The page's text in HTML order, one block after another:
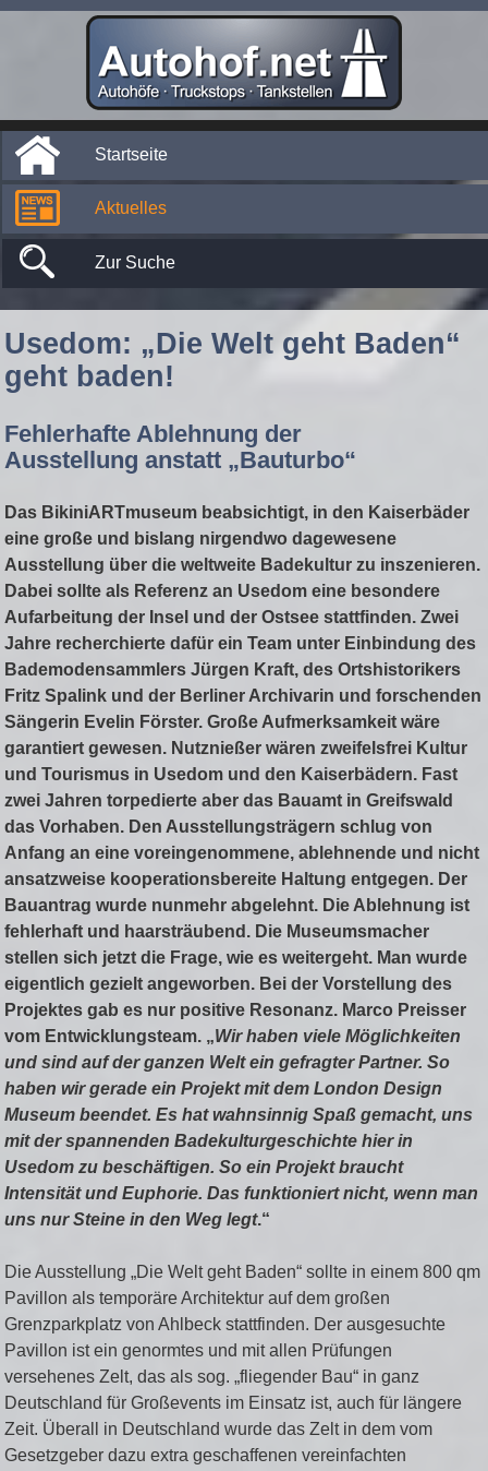
Startseite
Aktuelles
Zur Suche
Usedom: „Die Welt geht Baden“
geht baden!
Fehlerhafte Ablehnung der
Ausstellung anstatt „Bauturbo“
Das BikiniARTmuseum beabsichtigt, in den Kaiserbäder
eine große und bislang nirgendwo dagewesene
Ausstellung über die weltweite Badekultur zu inszenieren.
Dabei sollte als Referenz an Usedom eine besondere
Aufarbeitung der Insel und der Ostsee stattfinden. Zwei
Jahre recherchierte dafür ein Team unter Einbindung des
Bademodensammlers Jürgen Kraft, des Ortshistorikers
Fritz Spalink und der Berliner Archivarin und forschenden
Sängerin Evelin Förster. Große Aufmerksamkeit wäre
garantiert gewesen. Nutznießer wären zweifelsfrei Kultur
und Tourismus in Usedom und den Kaiserbädern. Fast
zwei Jahren torpedierte aber das Bauamt in Greifswald
das Vorhaben. Den Ausstellungsträgern schlug von
Anfang an eine voreingenommene, ablehnende und nicht
ansatzweise kooperationsbereite Haltung entgegen. Der
Bauantrag wurde nunmehr abgelehnt. Die Ablehnung ist
fehlerhaft und haarsträubend. Die Museumsmacher
stellen sich jetzt die Frage, wie es weitergeht. Man wurde
eigentlich gezielt angeworben. Bei der Vorstellung des
Projektes gab es nur positive Resonanz. Marco Preisser
vom Entwicklungsteam. „Wir haben viele Möglichkeiten
und sind auf der ganzen Welt ein gefragter Partner. So
haben wir gerade ein Projekt mit dem London Design
Museum beendet. Es hat wahnsinnig Spaß gemacht, uns
mit der spannenden Badekulturgeschichte hier in
Usedom zu beschäftigen. So ein Projekt braucht
Intensität und Euphorie. Das funktioniert nicht, wenn man
uns nur Steine in den Weg legt.“
Die Ausstellung „Die Welt geht Baden“ sollte in einem 800 qm
Pavillon als temporäre Architektur auf dem großen
Grenzparkplatz von Ahlbeck stattfinden. Der ausgesuchte
Pavillon ist ein genormtes und mit allen Prüfungen
versehenes Zelt, das als sog. „fliegender Bau“ in ganz
Deutschland für Großevents im Einsatz ist, auch für längere
Zeit. Überall in Deutschland wurde das Zelt in dem vom
Gesetzgeber dazu extra geschaffenen vereinfachten